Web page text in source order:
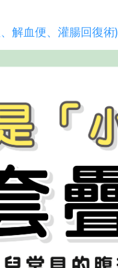
、解血便、灌腸回復術)